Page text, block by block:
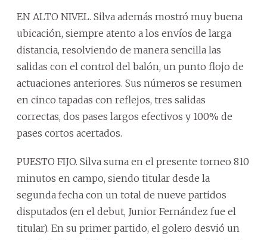
EN ALTO NIVEL. Silva además mostró muy buena
ubicación, siempre atento a los envíos de larga
distancia, resolviendo de manera sencilla las
salidas con el control del balón, un punto flojo de
actuaciones anteriores. Sus números se resumen
en cinco tapadas con reflejos, tres salidas
correctas, dos pases largos efectivos y 100% de
pases cortos acertados.
PUESTO FIJO. Silva suma en el presente torneo 810
minutos en campo, siendo titular desde la
segunda fecha con un total de nueve partidos
disputados (en el debut, Junior Fernández fue el
titular). En su primer partido, el golero desvió un